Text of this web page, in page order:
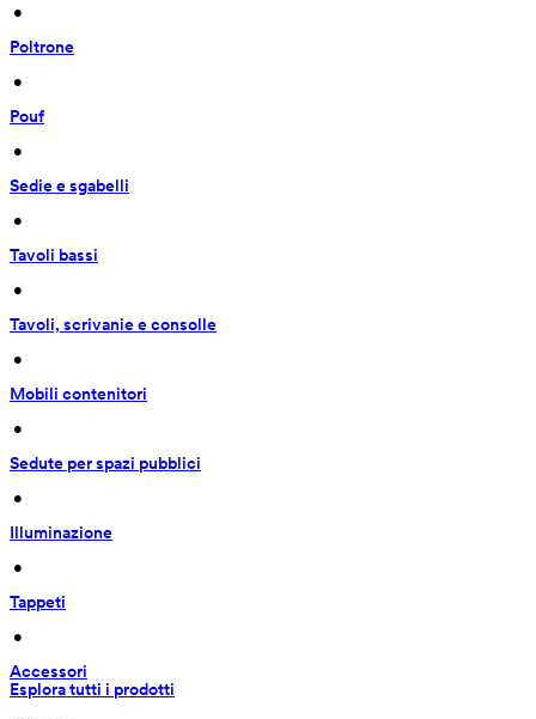
•
Poltrone
•
Pouf
•
Sedie e sgabelli
•
Tavoli bassi
•
Tavoli, scrivanie e consolle
•
Mobili contenitori
•
Sedute per spazi pubblici
•
Illuminazione
•
Tappeti
•
Accessori
Esplora tutti i prodotti